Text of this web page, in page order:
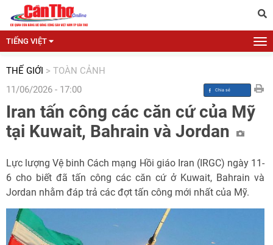
TIẾNG VIỆT
THẾ GIỚI > TOÀN CẢNH
11/06/2026 - 17:00
Iran tấn công các căn cứ của Mỹ
tại Kuwait, Bahrain và Jordan
Lực lượng Vệ binh Cách mạng Hồi giáo Iran (IRGC) ngày 11-
6 cho biết đã tấn công các căn cứ ở Kuwait, Bahrain và
Jordan nhằm đáp trả các đợt tấn công mới nhất của Mỹ.